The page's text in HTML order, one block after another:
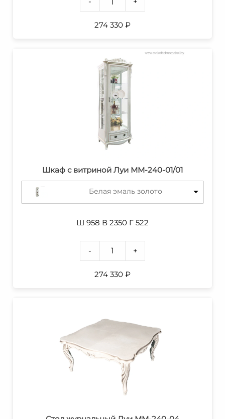
274 330 ₽
Шкаф с витриной Луи ММ-240-01/01
Белая эмаль золото
Ш 958 В 2350 Г 522
- +
274 330 ₽